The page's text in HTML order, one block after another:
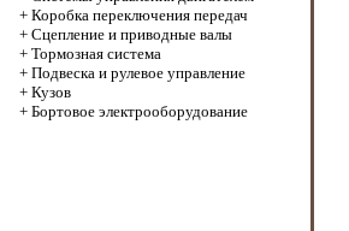
+ Коробка переключения передач
+ Cцепление и приводные валы
+ Тормозная система
+ Подвеска и рулевое управление
+ Кузов
+ Бортовое электрооборудование